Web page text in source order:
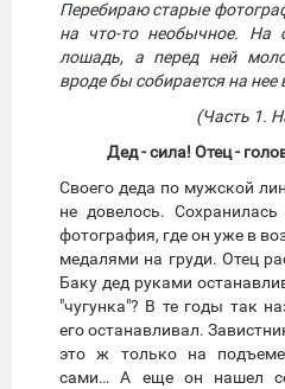
Перебираю старые
на что-то необычное. На
лошадь, а перед ней
вроде бы собирается на нее
(Часть 1.
Дед - сила! Отец -
Своего деда по мужской
не довелось. Сохранилась
фотография, где он уже в
медалями на груди. Отец
Баку дед руками
"чугунка"? В те годы так
его останавливал.
это ж только на
сами… А еще он нашел